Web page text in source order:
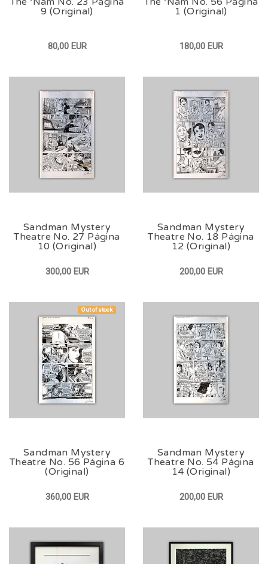
9 (Original)
80,00 EUR
1 (Original)
180,00 EUR
Sandman Mystery
Theatre No. 27 Página
10 (Original)
300,00 EUR
Sandman Mystery
Theatre No. 18 Página
12 (Original)
200,00 EUR
Out of stock
Sandman Mystery
Theatre No. 56 Página 6
(Original)
360,00 EUR
Sandman Mystery
Theatre No. 54 Página
14 (Original)
200,00 EUR